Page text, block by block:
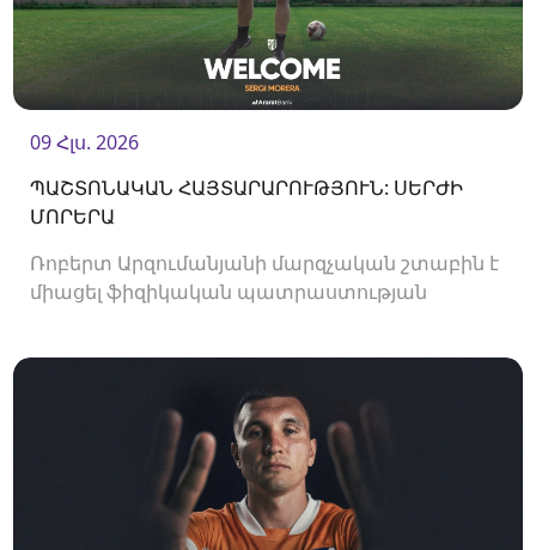
09 Հլս. 2026
ՊԱՇՏՈՆԱԿԱՆ ՀԱՅՏԱՐԱՐՈՒԹՅՈՒՆ: ՍԵՐԺԻ
ՄՈՐԵՐԱ
Ռոբերտ Արզումանյանի մարզչական շտաբին է
միացել ֆիզիկական պատրաստության